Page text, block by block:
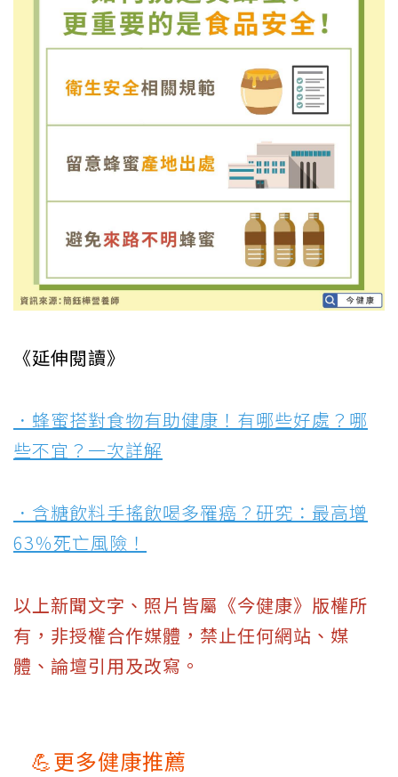
《延伸閱讀》
．蜂蜜搭對食物有助健康！有哪些好處？哪
些不宜？一次詳解
．含糖飲料手搖飲喝多罹癌？研究：最高增
63％死亡風險！
以上新聞文字、照片皆屬《今健康》版權所
有，非授權合作媒體，禁止任何網站、媒
體、論壇引用及改寫。
💪更多健康推薦